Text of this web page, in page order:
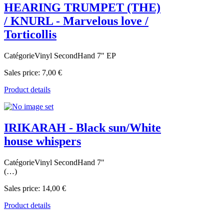
HEARING TRUMPET (THE)
/ KNURL - Marvelous love /
Torticollis
CatégorieVinyl SecondHand 7" EP
Sales price: 7,00 €
Product details
IRIKARAH - Black sun/White
house whispers
CatégorieVinyl SecondHand 7"
(…)
Sales price: 14,00 €
Product details